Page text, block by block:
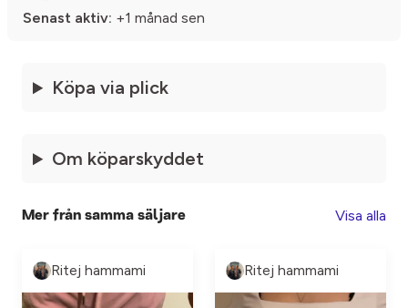
Senast aktiv: +1 månad sen
Köpa via plick
Om köparskyddet
Mer från samma säljare Visa alla
Ritej hammami Ritej hammami